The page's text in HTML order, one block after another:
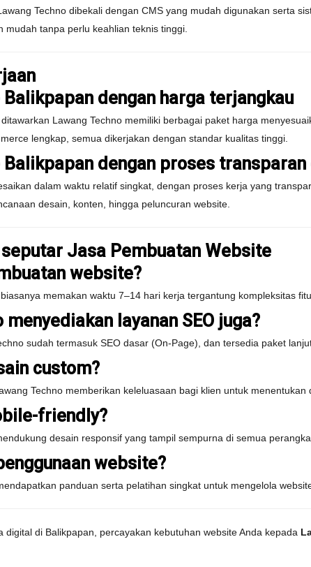
Techno dibekali dengan CMS yang mudah digunakan serta
tanpa perlu keahlian teknis tinggi.
dengan harga terjangkau
Lawang Techno memiliki berbagai paket harga
lengkap, semua dikerjakan dengan standar kualitas tinggi.
dengan proses transparan
dalam waktu relatif singkat, dengan proses kerja yang
desain, konten, hingga peluncuran website.
seputar Jasa Pembuatan Website
website?
biasanya memakan waktu 7–14 hari kerja tergantung kompleksitas
layanan SEO juga?
sudah termasuk SEO dasar (On-Page), dan tersedia paket
custom?
Techno memberikan keleluasaan bagi klien untuk menentukan
friendly?
desain responsif yang tampil sempurna di semua
website?
panduan serta pelatihan singkat untuk mengelola
di Balikpapan, percayakan kebutuhan website Anda kepada